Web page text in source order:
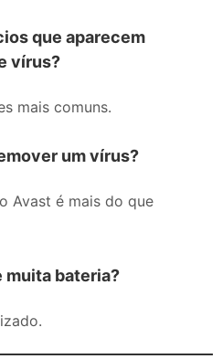
que aparecem
vírus?
mais comuns.
um vírus?
Avast é mais do que
muita bateria?